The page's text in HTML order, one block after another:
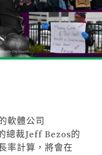
軟體公司
總裁Jeff Bezos的
率計算，將會在